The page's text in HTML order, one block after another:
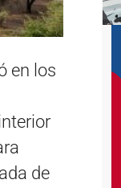
en los
de